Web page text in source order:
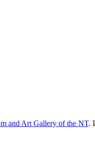
and Art Gallery of the NT.